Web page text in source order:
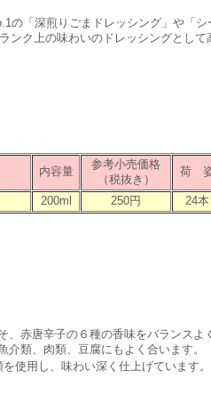
の「深煎りごまドレッシング」や「シ
ンク上の味わいのドレッシングとして
内容量
参考小売価格
（税抜き）
荷
200ml 250円 24本
、赤唐辛子の６種の香味をバランスよ
類、肉類、豆腐にもよく合います。
使用し、味わい深く仕上げています。